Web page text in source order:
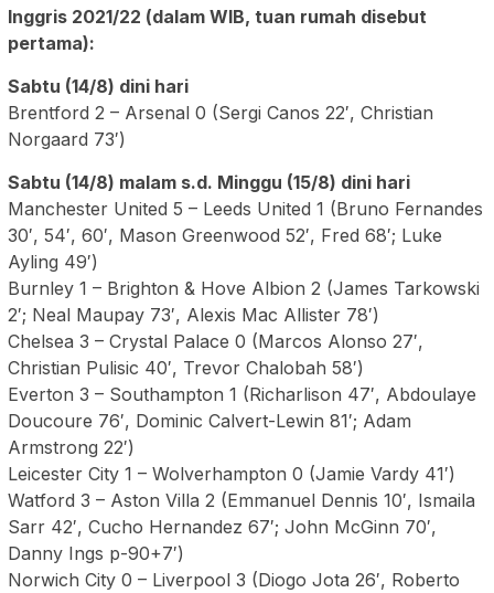
Inggris 2021/22 (dalam WIB, tuan rumah disebut
pertama):
Sabtu (14/8) dini hari
Brentford 2 – Arsenal 0 (Sergi Canos 22′, Christian
Norgaard 73′)
Sabtu (14/8) malam s.d. Minggu (15/8) dini hari
Manchester United 5 – Leeds United 1 (Bruno Fernandes
30′, 54′, 60′, Mason Greenwood 52′, Fred 68′; Luke
Ayling 49′)
Burnley 1 – Brighton & Hove Albion 2 (James Tarkowski
2′; Neal Maupay 73′, Alexis Mac Allister 78′)
Chelsea 3 – Crystal Palace 0 (Marcos Alonso 27′,
Christian Pulisic 40′, Trevor Chalobah 58′)
Everton 3 – Southampton 1 (Richarlison 47′, Abdoulaye
Doucoure 76′, Dominic Calvert-Lewin 81′; Adam
Armstrong 22′)
Leicester City 1 – Wolverhampton 0 (Jamie Vardy 41′)
Watford 3 – Aston Villa 2 (Emmanuel Dennis 10′, Ismaila
Sarr 42′, Cucho Hernandez 67′; John McGinn 70′,
Danny Ings p-90+7′)
Norwich City 0 – Liverpool 3 (Diogo Jota 26′, Roberto